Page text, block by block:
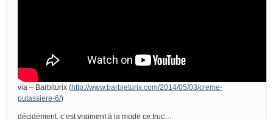
via – Barbiturix (http://www.barbieturix.com/2014/05/03/creme-
putassiere-6/)
décidément, c’est vraiment à la mode ce truc…